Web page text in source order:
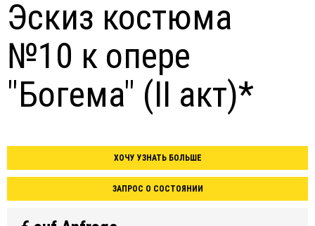
Эскиз костюма
№10 к опере
"Богема" (II акт)*
ХОЧУ УЗНАТЬ БОЛЬШЕ
ЗАПРОС О СОСТОЯНИИ